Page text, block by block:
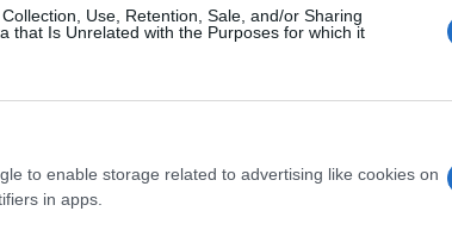
Use, Retention, Sale, and/or Sharing
that Is Unrelated with the Purposes for which it
to enable storage related to advertising like cookies on
in apps.